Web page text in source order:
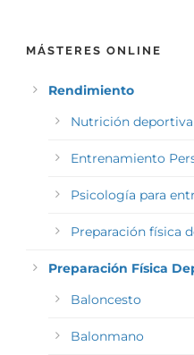
MÁSTERES ONLINE
Rendimiento
Nutrición deportiva
Entrenamiento
Psicología para
Preparación física
Preparación Física
Baloncesto
Balonmano